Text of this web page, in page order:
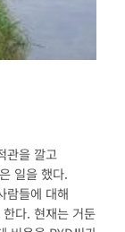
관을 깔고
일을 했다.
람들에 대해
다. 현재는 거둔